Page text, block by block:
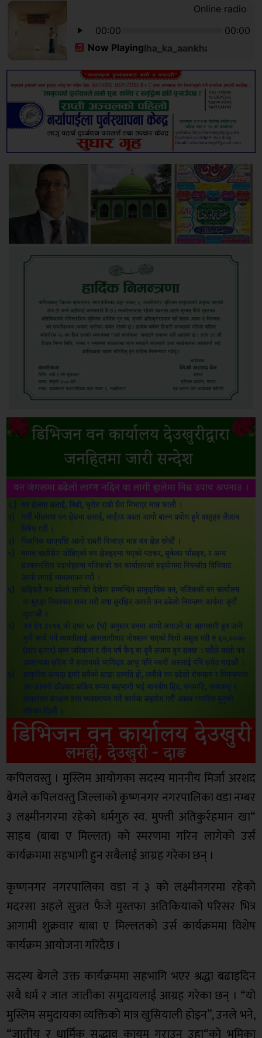
कपिलवस्तु । मुस्लिम आयोगका सदस्य माननीय मिर्जा अरशद
बेगले कपिलवस्तु जिल्लाको कृष्णनगर नगरपालिका वडा नम्बर
३ लक्ष्मीनगरमा रहेको धर्मगुरु स्व. मुफ्ती अतिकुर्रहमान खा“
साहब (बाबा ए मिल्लत) को स्मरणमा गरिन लागेको उर्स
कार्यक्रममा सहभागी हुन सबैलाई आग्रह गरेका छन् ।
कृष्णनगर नगरपालिका वडा नं ३ को लक्ष्मीनगरमा रहेको
मदरसा अहले सुन्नत फैजे मुस्तफा अतिकियाको परिसर भित्र
आगामी शुक्रवार बाबा ए मिल्लतको उर्स कार्यक्रममा विशेष
कार्यक्रम आयोजना गरिंदैछ ।
सदस्य बेगले उक्त कार्यक्रममा सहभागि भएर श्रद्धा बढाइदिन
सबै धर्म र जात जातीका समुदायलाई आग्रह गरेका छन् । “यो
मुस्लिम समुदायका व्यक्तिको मात्र खुसियाली होइन”, उनले भने,